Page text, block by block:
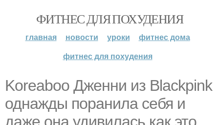
ФИТНЕС ДЛЯ ПОХУДЕНИЯ
главная новости уроки
фитнес дома
фитнес для похудения
Koreaboo Дженни из Blackpink
однажды поранила себя и